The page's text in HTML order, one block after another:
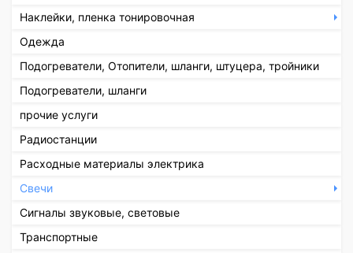
Наклейки, пленка тонировочная
Одежда
Подогреватели, Отопители, шланги, штуцера, тройники
Подогреватели, шланги
прочие услуги
Радиостанции
Расходные материалы электрика
Свечи
Сигналы звуковые, световые
Транспортные